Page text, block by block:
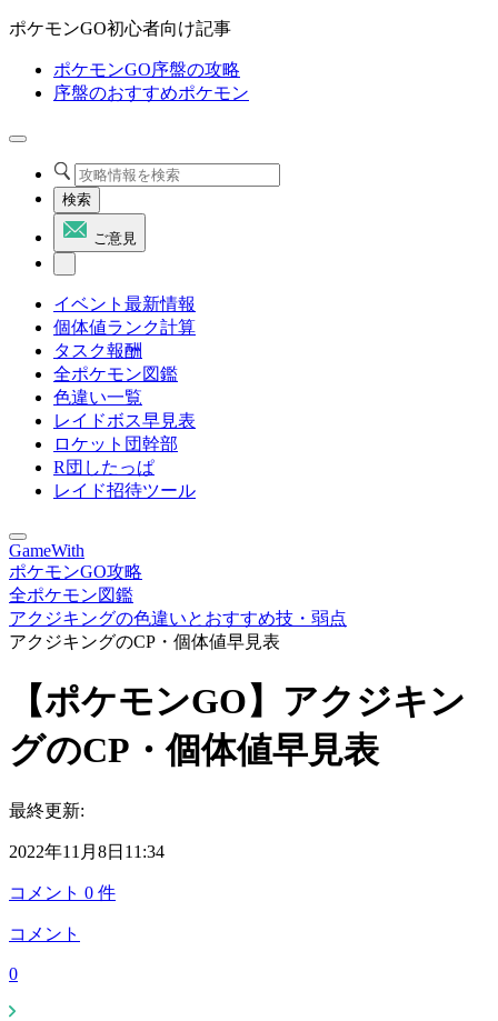
ポケモンGO初心者向け記事
ポケモンGO序盤の攻略
序盤のおすすめポケモン
検索
ご意見
イベント最新情報
個体値ランク計算
タスク報酬
全ポケモン図鑑
色違い一覧
レイドボス早見表
ロケット団幹部
R団したっぱ
レイド招待ツール
GameWith
ポケモンGO攻略
全ポケモン図鑑
アクジキングの色違いとおすすめ技・弱点
アクジキングのCP・個体値早見表
【ポケモンGO】アクジキン
グのCP・個体値早見表
最終更新:
2022年11月8日11:34
コメント 0 件
コメント
0